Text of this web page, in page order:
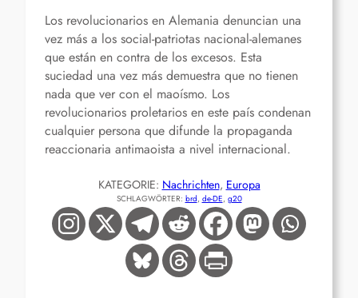
Los revolucionarios en Alemania denuncian una
vez más a los social-patriotas nacional-alemanes
que están en contra de los excesos. Esta
suciedad una vez más demuestra que no tienen
nada que ver con el maoísmo. Los
revolucionarios proletarios en este país condenan
cualquier persona que difunde la propaganda
reaccionaria antimaoista a nivel internacional.
KATEGORIE: Nachrichten, Europa
SCHLAGWÖRTER: brd, de-DE, g20